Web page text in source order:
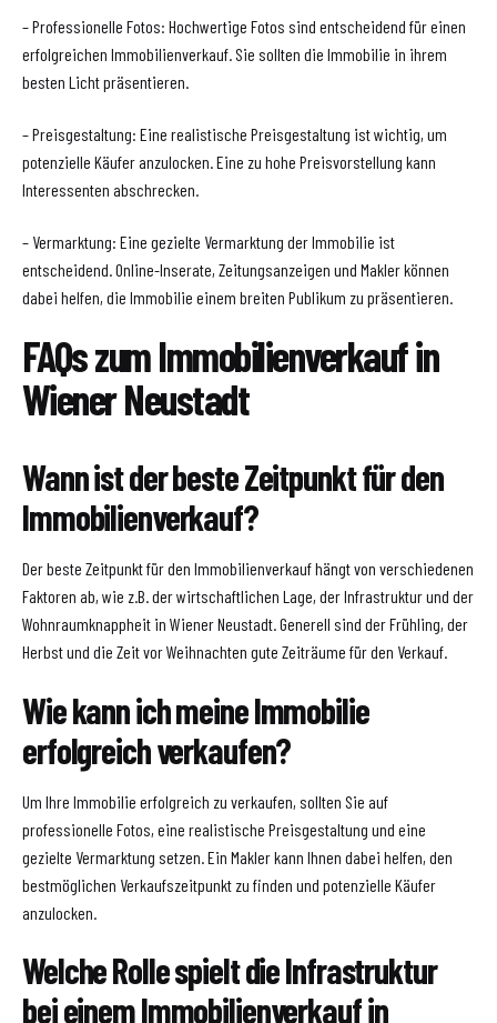
– Professionelle Fotos: Hochwertige Fotos sind entscheidend für einen
erfolgreichen Immobilienverkauf. Sie sollten die Immobilie in ihrem
besten Licht präsentieren.
– Preisgestaltung: Eine realistische Preisgestaltung ist wichtig, um
potenzielle Käufer anzulocken. Eine zu hohe Preisvorstellung kann
Interessenten abschrecken.
– Vermarktung: Eine gezielte Vermarktung der Immobilie ist
entscheidend. Online-Inserate, Zeitungsanzeigen und Makler können
dabei helfen, die Immobilie einem breiten Publikum zu präsentieren.
FAQs zum Immobilienverkauf in
Wiener Neustadt
Wann ist der beste Zeitpunkt für den
Immobilienverkauf?
Der beste Zeitpunkt für den Immobilienverkauf hängt von verschiedenen
Faktoren ab, wie z.B. der wirtschaftlichen Lage, der Infrastruktur und der
Wohnraumknappheit in Wiener Neustadt. Generell sind der Frühling, der
Herbst und die Zeit vor Weihnachten gute Zeiträume für den Verkauf.
Wie kann ich meine Immobilie
erfolgreich verkaufen?
Um Ihre Immobilie erfolgreich zu verkaufen, sollten Sie auf
professionelle Fotos, eine realistische Preisgestaltung und eine
gezielte Vermarktung setzen. Ein Makler kann Ihnen dabei helfen, den
bestmöglichen Verkaufszeitpunkt zu finden und potenzielle Käufer
anzulocken.
Welche Rolle spielt die Infrastruktur
bei einem Immobilienverkauf in